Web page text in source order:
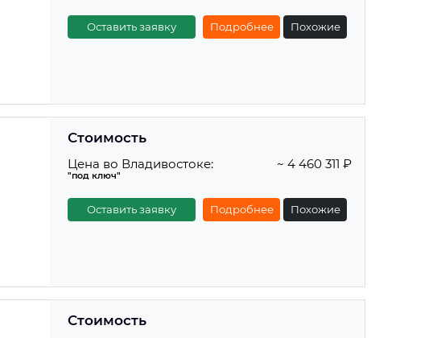
Оставить заявку Подробнее Похожие
Стоимость
Цена во Владивостоке:
"под ключ"
~ 4 460 311 ₽
Оставить заявку Подробнее Похожие
Стоимость